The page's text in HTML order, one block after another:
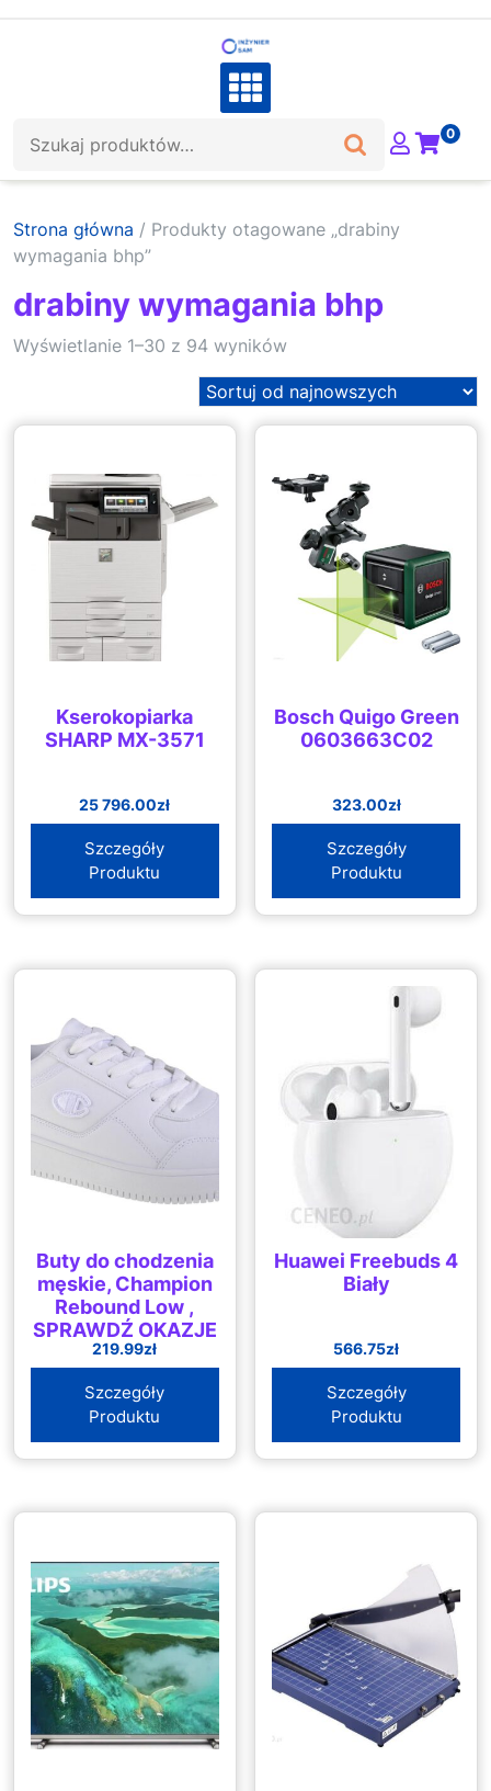
0
Strona główna / Produkty otagowane „drabiny
wymagania bhp”
drabiny wymagania bhp
Wyświetlanie 1–30 z 94 wynikówSorted
latest
Kserokopiarka
SHARP MX-3571
25 796.00zł
Szczegóły
Produktu
Bosch Quigo Green
0603663C02
323.00zł
Szczegóły
Produktu
Buty do chodzenia
męskie, Champion
Rebound Low ,
SPRAWDŹ OKAZJE
NA WIOSNĘ
219.99zł
Szczegóły
Produktu
Huawei Freebuds 4
Biały
566.75zł
Szczegóły
Produktu